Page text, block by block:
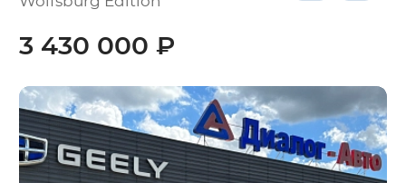
3 430 000 ₽